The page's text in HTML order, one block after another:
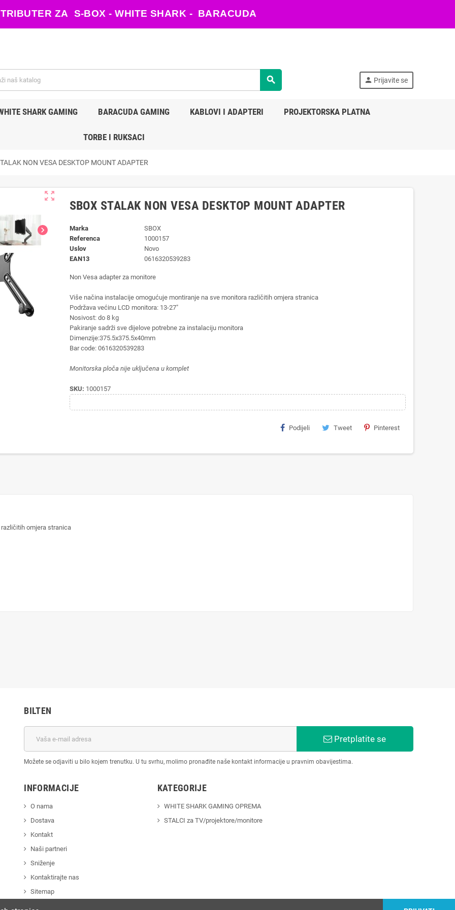
ZA S-BOX - WHITE SHARK - BARACUDA
search person Prijavite se
SHARK GAMING BARACUDA GAMING KABLOVI I ADAPTERI PROJEKTORSKA PLATNA
TORBE I RUKSACI
NON VESA DESKTOP MOUNT ADAPTER
zoom_out_map
chevron_right
SBOX STALAK NON VESA DESKTOP MOUNT ADAPTER
Marka
SBOX
Referenca
1000157
Uslov
Novo
EAN13
0616320539283
Non Vesa adapter za monitore
Više načina instalacije omogućuje montiranje na sve monitora različitih omjera stranica
Podržava većinu LCD monitora: 13-27"
Nosivost: do 8 kg
Pakiranje sadrži sve dijelove potrebne za instalaciju monitora
Dimenzije:375.5x375.5x40mm
Bar code: 0616320539283
Monitorska ploča nije uključena u komplet
SKU: 1000157
Podijeli Tweet Pinterest
omjera stranica
BILTEN
Pretplatite se
Možete se odjaviti u bilo kojem trenutku. U tu svrhu, molimo pronađite naše kontakt informacije u pravnim obavijestima.
INFORMACIJE
O nama
Dostava
Kontakt
Naši partneri
Sniženje
Kontaktirajte nas
Sitemap
KATEGORIJE
WHITE SHARK GAMING OPREMA
STALCI za TV/projektore/monitore